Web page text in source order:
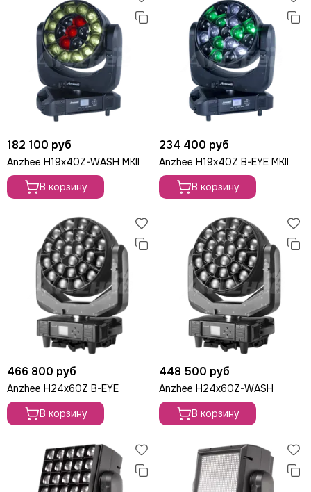
Le Mark
LightCraft
Light Sky
Light Union
Look Solutions
LevelUp цепные тали
MA Lighting
Magmatic FX
Martin
MLB
Neutron
NICOLAUDIE (SUNLITE)
NICOLAUDIE ARCHITECTURAL
OSRAM
Philips
PoleStar
Robert Juliat
ROBE
PROLIGHTS
PROLYTE
Seetronic
ShowLight
Silver Star
SmokeGENIE
STAGE4
STAGELighting
Stagemaker
182 100 руб
Anzhee H19x40Z-WASH MKII
В корзину
234 400 руб
Anzhee H19x40Z B-EYE MKII
В корзину
466 800 руб
Anzhee H24x60Z B-EYE
В корзину
448 500 руб
Anzhee H24x60Z-WASH
В корзину